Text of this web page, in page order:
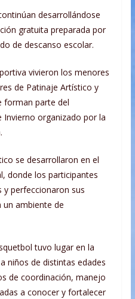
desarrollándose
gratuita preparada por
de descanso escolar.
vivieron los menores
de Patinaje Artístico y
forman parte del
Invierno organizado por la
se desarrollaron en el
donde los participantes
y perfeccionaron sus
un ambiente de
tuvo lugar en la
niños de distintas edades
de coordinación, manejo
a conocer y fortalecer